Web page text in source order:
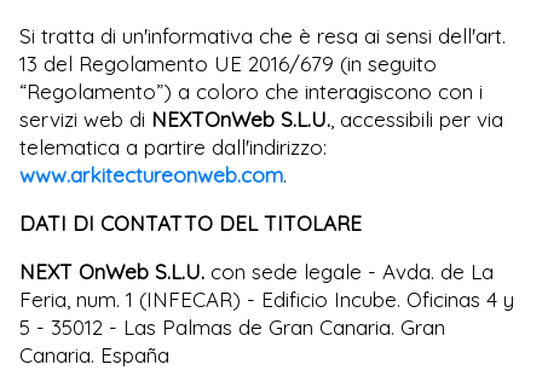
Si tratta di un'informativa che è resa ai sensi dell'art.
13 del Regolamento UE 2016/679 (in seguito
“Regolamento”) a coloro che interagiscono con i
servizi web di NEXTOnWeb S.L.U. , accessibili per via
telematica a partire dall'indirizzo:
www.arkitectureonweb.com.
DATI DI CONTATTO DEL TITOLARE
NEXT OnWeb S.L.U. con sede legale - Avda. de La
Feria, num. 1 (INFECAR) - Edificio Incube. Oficinas 4 y
5 - 35012 - Las Palmas de Gran Canaria. Gran
Canaria. España